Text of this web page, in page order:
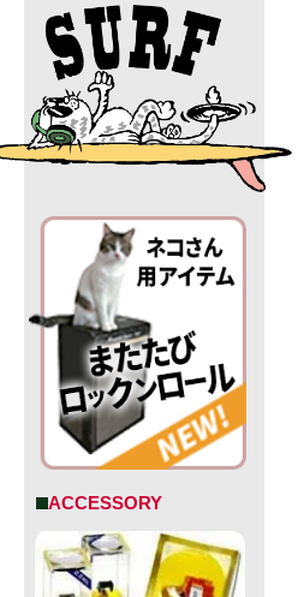
ACCESSORY